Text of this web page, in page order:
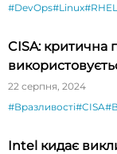
#DevOps#Linux#RHEL
CISA: критична
22 серпня, 2024
#Вразливості#CISA
Intel кидає